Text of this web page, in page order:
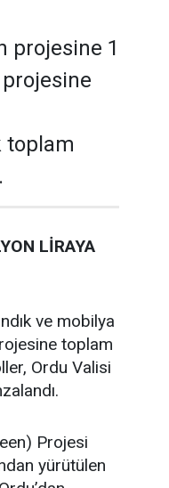
projesine 1
projesine
toplam
LİRAYA
ve mobilya
toplam
Ordu Valisi
Projesi
yürütülen